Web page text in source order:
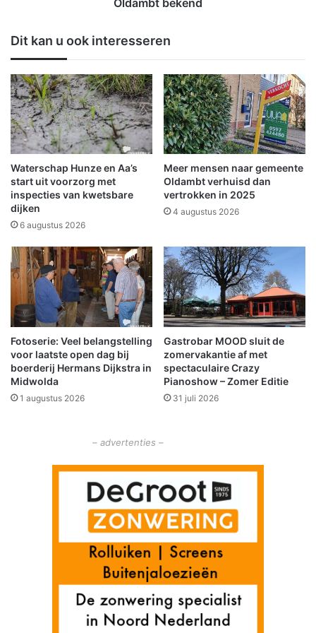
s
t
e
n
i
n
G
r
o
n
i
n
g
n
o
n
e
r
g
e
d
o
k
l
e
n
t
e
l
e
f
o
o
n
g
e
p
r
e
k
e
n
g
e
m
e
Oldambt bekend
Dit kan u ook interesseren
Waterschap Hunze en Aa’s
start uit voorzorg met
inspecties van kwetsbare
dijken
6 augustus 2026
Meer mensen naar gemeente
Oldambt verhuisd dan
vertrokken in 2025
4 augustus 2026
Fotoserie: Veel belangstelling
voor laatste open dag bij
boerderij Hermans Dijkstra in
Midwolda
1 augustus 2026
Gastrobar MOOD sluit de
zomervakantie af met
spectaculaire Crazy
Pianoshow – Zomer Editie
31 juli 2026
– advertenties –